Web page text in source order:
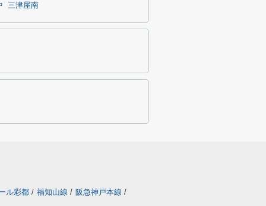
三津屋南
ル彩都 / 福知山線 / 阪急神戸本線 /